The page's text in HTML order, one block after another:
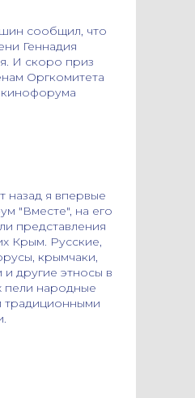
сообщил, что
Геннадия
И скоро приз
Оргкомитета
назад я впервые
"Вместе", на его
представления
Крым. Русские,
крымчаки,
и другие этносы в
пели народные
традиционными